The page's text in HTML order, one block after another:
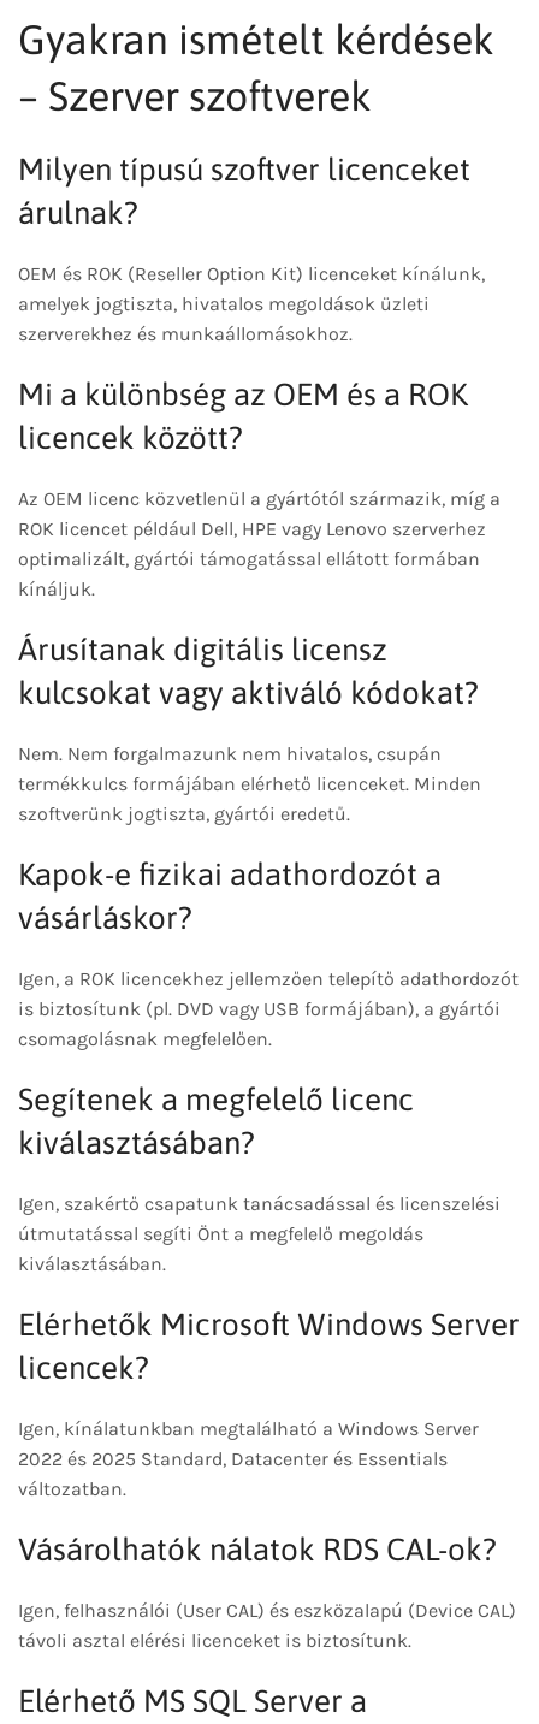
Gyakran ismételt kérdések
– Szerver szoftverek
Milyen típusú szoftver licenceket
árulnak?
OEM és ROK (Reseller Option Kit) licenceket kínálunk,
amelyek jogtiszta, hivatalos megoldások üzleti
szerverekhez és munkaállomásokhoz.
Mi a különbség az OEM és a ROK
licencek között?
Az OEM licenc közvetlenül a gyártótól származik, míg a
ROK licencet például Dell, HPE vagy Lenovo szerverhez
optimalizált, gyártói támogatással ellátott formában
kínáljuk.
Árusítanak digitális licensz
kulcsokat vagy aktiváló kódokat?
Nem. Nem forgalmazunk nem hivatalos, csupán
termékkulcs formájában elérhető licenceket. Minden
szoftverünk jogtiszta, gyártói eredetű.
Kapok-e fizikai adathordozót a
vásárláskor?
Igen, a ROK licencekhez jellemzően telepítő adathordozót
is biztosítunk (pl. DVD vagy USB formájában), a gyártói
csomagolásnak megfelelően.
Segítenek a megfelelő licenc
kiválasztásában?
Igen, szakértő csapatunk tanácsadással és licenszelési
útmutatással segíti Önt a megfelelő megoldás
kiválasztásában.
Elérhetők Microsoft Windows Server
licencek?
Igen, kínálatunkban megtalálható a Windows Server
2022 és 2025 Standard, Datacenter és Essentials
változatban.
Vásárolhatók nálatok RDS CAL-ok?
Igen, felhasználói (User CAL) és eszközalapú (Device CAL)
távoli asztal elérési licenceket is biztosítunk.
Elérhető MS SQL Server a